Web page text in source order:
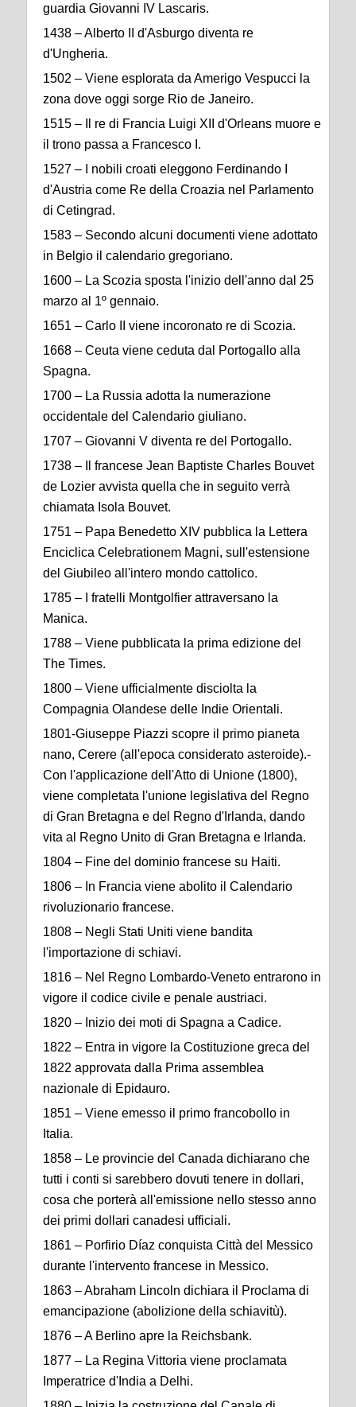
guardia Giovanni IV Lascaris.
1438 – Alberto II d'Asburgo diventa re
d'Ungheria.
1502 – Viene esplorata da Amerigo Vespucci la
zona dove oggi sorge Rio de Janeiro.
1515 – Il re di Francia Luigi XII d'Orleans muore e
il trono passa a Francesco I.
1527 – I nobili croati eleggono Ferdinando I
d'Austria come Re della Croazia nel Parlamento
di Cetingrad.
1583 – Secondo alcuni documenti viene adottato
in Belgio il calendario gregoriano.
1600 – La Scozia sposta l'inizio dell'anno dal 25
marzo al 1º gennaio.
1651 – Carlo II viene incoronato re di Scozia.
1668 – Ceuta viene ceduta dal Portogallo alla
Spagna.
1700 – La Russia adotta la numerazione
occidentale del Calendario giuliano.
1707 – Giovanni V diventa re del Portogallo.
1738 – Il francese Jean Baptiste Charles Bouvet
de Lozier avvista quella che in seguito verrà
chiamata Isola Bouvet.
1751 – Papa Benedetto XIV pubblica la Lettera
Enciclica Celebrationem Magni, sull'estensione
del Giubileo all'intero mondo cattolico.
1785 – I fratelli Montgolfier attraversano la
Manica.
1788 – Viene pubblicata la prima edizione del
The Times.
1800 – Viene ufficialmente disciolta la
Compagnia Olandese delle Indie Orientali.
1801-Giuseppe Piazzi scopre il primo pianeta
nano, Cerere (all'epoca considerato asteroide).-
Con l'applicazione dell'Atto di Unione (1800),
viene completata l'unione legislativa del Regno
di Gran Bretagna e del Regno d'Irlanda, dando
vita al Regno Unito di Gran Bretagna e Irlanda.
1804 – Fine del dominio francese su Haiti.
1806 – In Francia viene abolito il Calendario
rivoluzionario francese.
1808 – Negli Stati Uniti viene bandita
l'importazione di schiavi.
1816 – Nel Regno Lombardo-Veneto entrarono in
vigore il codice civile e penale austriaci.
1820 – Inizio dei moti di Spagna a Cadice.
1822 – Entra in vigore la Costituzione greca del
1822 approvata dalla Prima assemblea
nazionale di Epidauro.
1851 – Viene emesso il primo francobollo in
Italia.
1858 – Le provincie del Canada dichiarano che
tutti i conti si sarebbero dovuti tenere in dollari,
cosa che porterà all'emissione nello stesso anno
dei primi dollari canadesi ufficiali.
1861 – Porfirio Díaz conquista Città del Messico
durante l'intervento francese in Messico.
1863 – Abraham Lincoln dichiara il Proclama di
emancipazione (abolizione della schiavitù).
1876 – A Berlino apre la Reichsbank.
1877 – La Regina Vittoria viene proclamata
Imperatrice d'India a Delhi.